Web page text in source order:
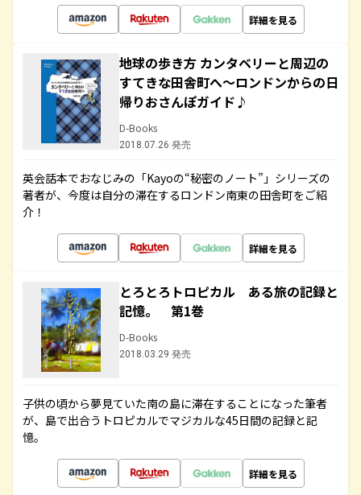
詳細を見る
地球の歩き方 カンタベリーと周辺の
すてきな田舎町へ～ロンドンからの日
帰りおさんぽガイド♪
D-Books
2018.07.26 発売
英会話本でおなじみの「Kayoの“秘密のノート”」シリーズの
著者が、今度は自分の滞在するロンドン南東の田舎町をご紹
介！
詳細を見る
とろとろトロピカル ある旅の記録と
記憶。 第1巻
D-Books
2018.03.29 発売
子供の頃から夢見ていた南の島に滞在することになった筆者
が、島で出合うトロピカルでマジカルな45日間の記録と記
憶。
詳細を見る